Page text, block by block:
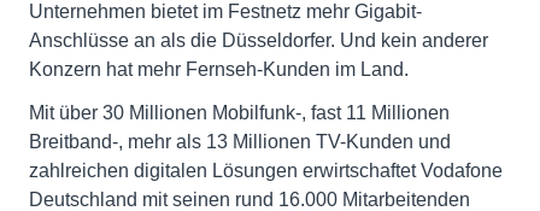
Unternehmen bietet im Festnetz mehr Gigabit-
Anschlüsse an als die Düsseldorfer. Und kein anderer
Konzern hat mehr Fernseh-Kunden im Land.
Mit über 30 Millionen Mobilfunk-, fast 11 Millionen
Breitband-, mehr als 13 Millionen TV-Kunden und
zahlreichen digitalen Lösungen erwirtschaftet Vodafone
Deutschland mit seinen rund 16.000 Mitarbeitenden